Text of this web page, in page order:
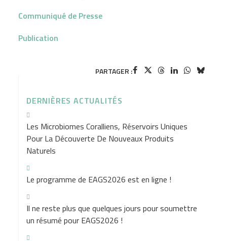
Communiqué de Presse
Publication
PARTAGER :
DERNIÈRES ACTUALITÉS
Les Microbiomes Coralliens, Réservoirs Uniques
Pour La Découverte De Nouveaux Produits
Naturels
Le programme de EAGS2026 est en ligne !
Il ne reste plus que quelques jours pour soumettre
un résumé pour EAGS2026 !